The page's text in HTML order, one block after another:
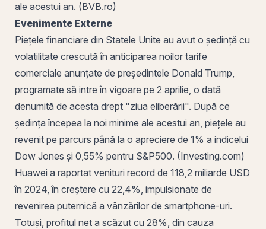
ale acestui an. (BVB.ro)
Evenimente Externe
Piețele financiare din Statele Unite au avut o ședință cu
volatilitate crescută în anticiparea noilor tarife
comerciale anunțate de președintele Donald Trump,
programate să intre în vigoare pe 2 aprilie, o dată
denumită de acesta drept "ziua eliberării". După ce
ședința începea la noi minime ale acestui an, piețele au
revenit pe parcurs până la o apreciere de 1% a indicelui
Dow Jones și 0,55% pentru S&P500. (Investing.com)
Huawei a raportat venituri record de 118,2 miliarde USD
în 2024, în creștere cu 22,4%, impulsionate de
revenirea puternică a vânzărilor de smartphone-uri.
Totuși, profitul net a scăzut cu 28%, din cauza